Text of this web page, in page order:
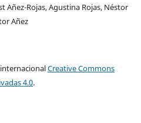
Añez-Rojas, Agustina Rojas, Néstor
Añez
Creative Commons
4.0.